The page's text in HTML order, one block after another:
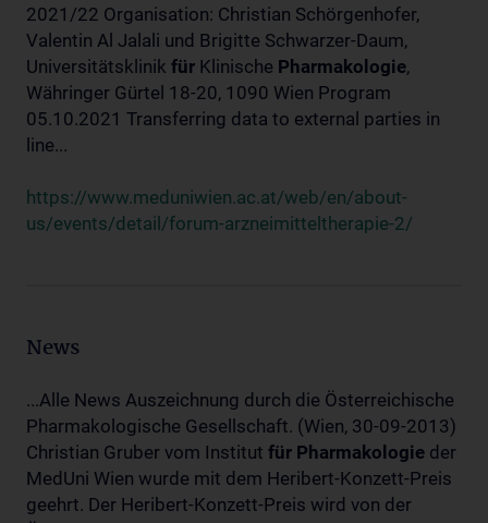
2021/22 Organisation: Christian Schörgenhofer,
Valentin Al Jalali und Brigitte Schwarzer-Daum,
Universitätsklinik für Klinische Pharmakologie,
Währinger Gürtel 18-20, 1090 Wien Program
05.10.2021 Transferring data to external parties in
line...
https://www.meduniwien.ac.at/web/en/about-
us/events/detail/forum-arzneimitteltherapie-2/
News
...Alle News Auszeichnung durch die Österreichische
Pharmakologische Gesellschaft. (Wien, 30-09-2013)
Christian Gruber vom Institut für Pharmakologie der
MedUni Wien wurde mit dem Heribert-Konzett-Preis
geehrt. Der Heribert-Konzett-Preis wird von der